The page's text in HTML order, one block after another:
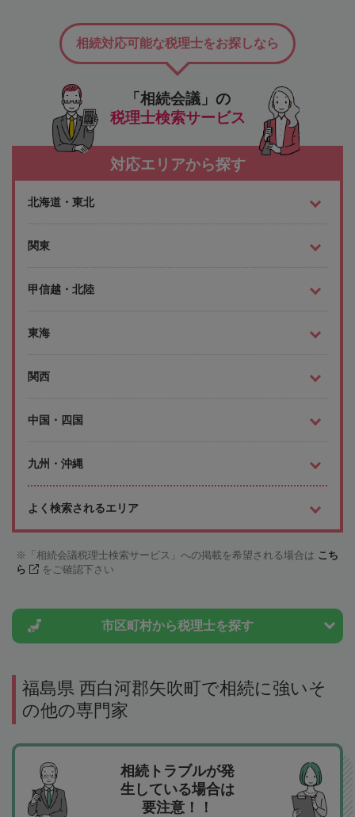
「相続会議」の
税理士検索サービス
相続対応可能な税理士をお探しなら
対応エリアから探す
北海道・東北
関東
甲信越・北陸
東海
関西
中国・四国
九州・沖縄
よく検索されるエリア
「相続会議税理士検索サービス」への掲載を希望される場合は こち
ら
をご確認下さい
市区町村から税理士を探す
福島県 西白河郡矢吹町で相続に強いそ
の他の専門家
相続トラブルが発
生している場合は
要注意！！